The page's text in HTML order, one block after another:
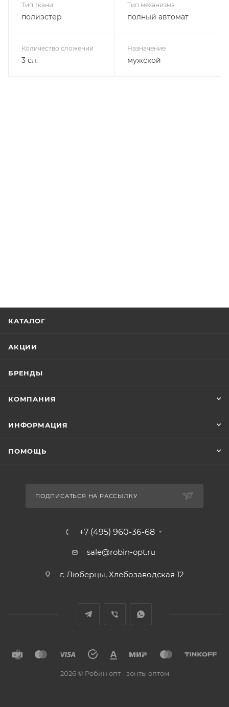
Тип ткани
полиэстер
Тип механизма
полный автомат
Количество сложений
3 сл.
Назначение
мужской
КАТАЛОГ
АКЦИИ
БРЕНДЫ
КОМПАНИЯ
ИНФОРМАЦИЯ
ПОМОЩЬ
ПОДПИСАТЬСЯ НА РАССЫЛКУ
+7 (495) 960-36-68
sale@robin-opt.ru
г. Люберцы, Хлебозаводская 12
2026 © Робин опт - зонты оптом